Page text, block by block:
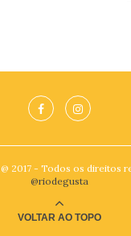
2017 - Todos os direitos
@riodegusta
VOLTAR AO TOPO